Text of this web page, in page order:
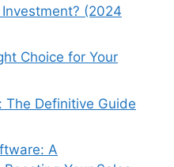
(2024
Choice for Your
The Definitive Guide
A